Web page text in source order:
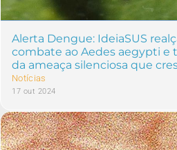
Alerta Dengue: IdeiaSUS
combate ao Aedes aegypti e
da ameaça silenciosa que
Notícias
17 out 2024